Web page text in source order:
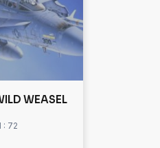
WEASEL
: 72